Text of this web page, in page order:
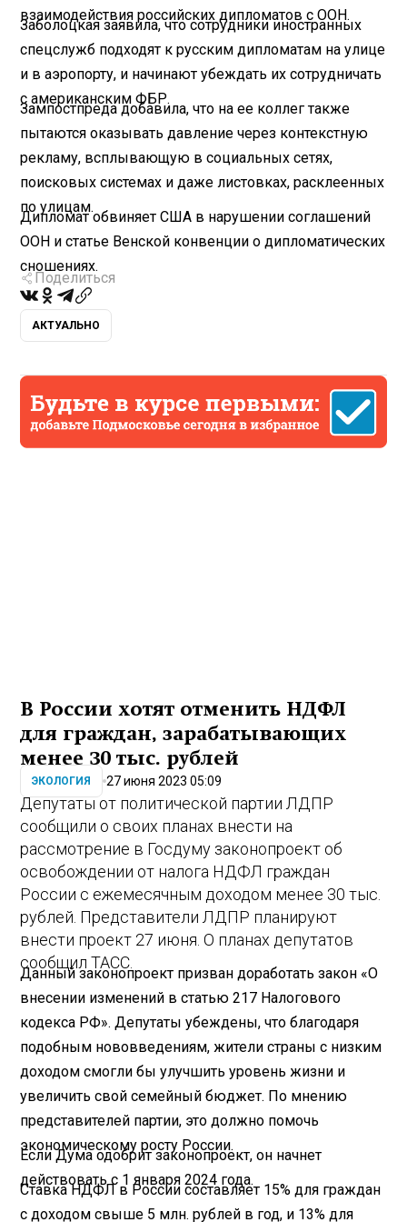
взаимодействия российских дипломатов с ООН.
Заболоцкая заявила, что сотрудники иностранных
спецслужб подходят к русским дипломатам на улице
и в аэропорту, и начинают убеждать их сотрудничать
с американским ФБР.
Зампостпреда добавила, что на ее коллег также
пытаются оказывать давление через контекстную
рекламу, всплывающую в социальных сетях,
поисковых системах и даже листовках, расклеенных
по улицам.
Дипломат обвиняет США в нарушении соглашений
ООН и статье Венской конвенции о дипломатических
сношениях.
Поделиться
АКТУАЛЬНО
В России хотят отменить НДФЛ
для граждан, зарабатывающих
менее 30 тыс. рублей
ЭКОЛОГИЯ 27 июня 2023 05:09
Депутаты от политической партии ЛДПР
сообщили о своих планах внести на
рассмотрение в Госдуму законопроект об
освобождении от налога НДФЛ граждан
России с ежемесячным доходом менее 30 тыс.
рублей. Представители ЛДПР планируют
внести проект 27 июня. О планах депутатов
сообщил ТАСС.
Данный законопроект призван доработать закон «О
внесении изменений в статью 217 Налогового
кодекса РФ». Депутаты убеждены, что благодаря
подобным нововведениям, жители страны с низким
доходом смогли бы улучшить уровень жизни и
увеличить свой семейный бюджет. По мнению
представителей партии, это должно помочь
экономическому росту России.
Если Дума одобрит законопроект, он начнет
действовать с 1 января 2024 года.
Ставка НДФЛ в России составляет 15% для граждан
с доходом свыше 5 млн. рублей в год, и 13% для